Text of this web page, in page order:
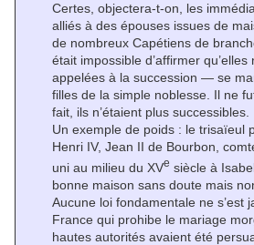
Certes, objectera-t-on, les
alliés à des épouses issues de
de nombreux Capétiens de
était impossible d’affirmer
appelées à la succession — se
filles de la simple noblesse. Il ne
fait, ils n’étaient plus successibles.
Un exemple de poids : le trisaïeul
Henri IV, Jean II de Bourbon,
uni au milieu du XVe siècle à
bonne maison sans doute mais
Aucune loi fondamentale ne s’est
France qui prohibe le mariage
hautes autorités avaient été